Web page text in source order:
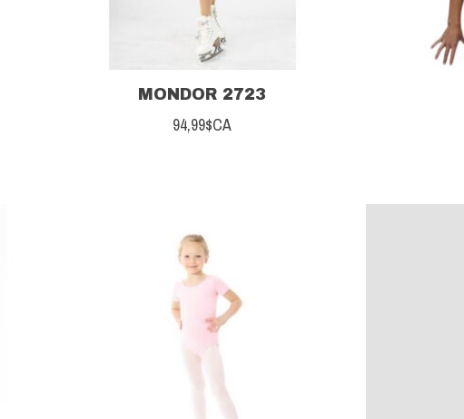
MONDOR 2723
94,99$CA